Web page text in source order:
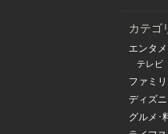
カテゴ
エンタ
テレビ
ファミ
ディズ
グルメ･